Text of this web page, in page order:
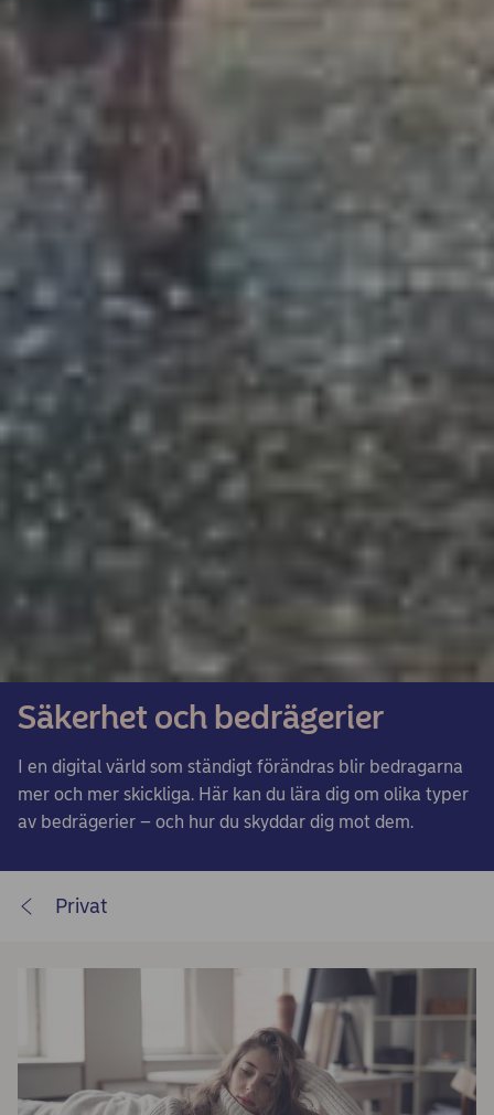
Säkerhet och bedrägerier
I en digital värld som ständigt förändras blir bedragarna
mer och mer skickliga. Här kan du lära dig om olika typer
av bedrägerier – och hur du skyddar dig mot dem.
Privat